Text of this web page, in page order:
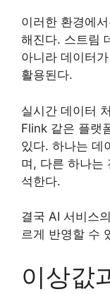
이러한 환경에
해진다. 스트림
아니라 데이터
활용된다.
실시간 데이터
Flink 같은 플랫
있다. 하나는 데
며, 다른 하나는
석한다.
결국 AI 서비스
르게 반영할 수
이상값